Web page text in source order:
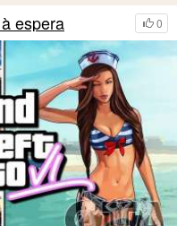
0
espera